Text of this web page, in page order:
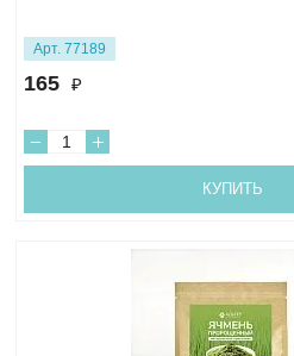
Арт. 77189
165 ₽
КУПИТЬ